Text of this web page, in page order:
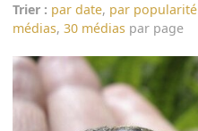
Trier : par date, par popularité
médias,30 médias par page